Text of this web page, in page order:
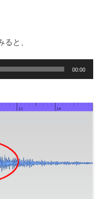
ると、
00:00